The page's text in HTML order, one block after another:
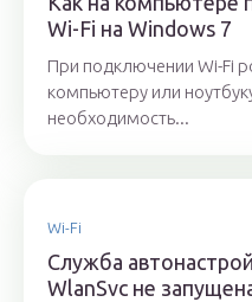
Wi-Fi на Windows 7
При подключении Wi-Fi
компьютеру или
необходимость...
Wi-Fi
Служба
WlanSvc не